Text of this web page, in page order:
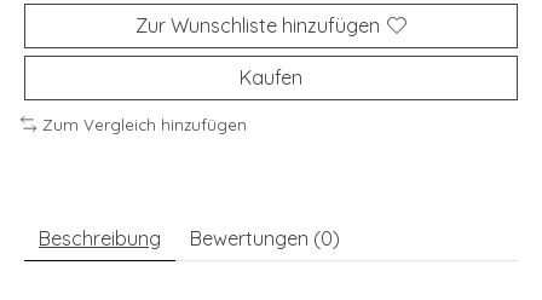
Zur Wunschliste hinzufügen
Kaufen
Zum Vergleich hinzufügen
Beschreibung Bewertungen (0)